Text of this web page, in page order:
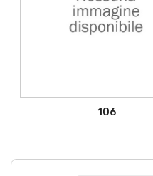
106